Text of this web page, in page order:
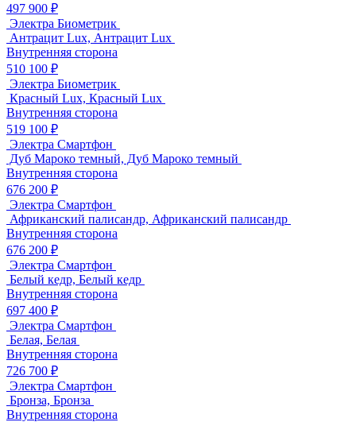
497 900 ₽
Электра Биометрик
Антрацит Lux, Антрацит Lux
Внутренняя сторона
510 100 ₽
Электра Биометрик
Красный Lux, Красный Lux
Внутренняя сторона
519 100 ₽
Электра Смартфон
Дуб Мароко темный, Дуб Мароко темный
Внутренняя сторона
676 200 ₽
Электра Смартфон
Африканский палисандр, Африканский палисандр
Внутренняя сторона
676 200 ₽
Электра Смартфон
Белый кедр, Белый кедр
Внутренняя сторона
697 400 ₽
Электра Смартфон
Белая, Белая
Внутренняя сторона
726 700 ₽
Электра Смартфон
Бронза, Бронза
Внутренняя сторона